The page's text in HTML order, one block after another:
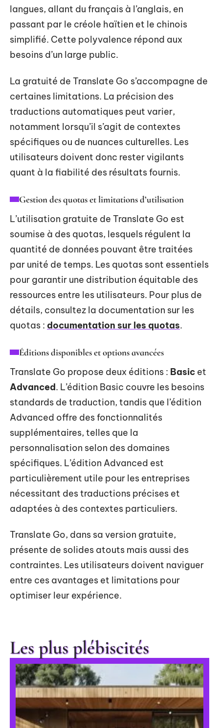
langues, allant du français à l’anglais, en
passant par le créole haïtien et le chinois
simplifié. Cette polyvalence répond aux
besoins d’un large public.
La gratuité de Translate Go s’accompagne de
certaines limitations. La précision des
traductions automatiques peut varier,
notamment lorsqu’il s’agit de contextes
spécifiques ou de nuances culturelles. Les
utilisateurs doivent donc rester vigilants
quant à la fiabilité des résultats fournis.
Gestion des quotas et limitations d’utilisation
L’utilisation gratuite de Translate Go est
soumise à des quotas, lesquels régulent la
quantité de données pouvant être traitées
par unité de temps. Les quotas sont essentiels
pour garantir une distribution équitable des
ressources entre les utilisateurs. Pour plus de
détails, consultez la documentation sur les
quotas : documentation sur les quotas.
Éditions disponibles et options avancées
Translate Go propose deux éditions : Basic et
Advanced. L’édition Basic couvre les besoins
standards de traduction, tandis que l’édition
Advanced offre des fonctionnalités
supplémentaires, telles que la
personnalisation selon des domaines
spécifiques. L’édition Advanced est
particulièrement utile pour les entreprises
nécessitant des traductions précises et
adaptées à des contextes particuliers.
Translate Go, dans sa version gratuite,
présente de solides atouts mais aussi des
contraintes. Les utilisateurs doivent naviguer
entre ces avantages et limitations pour
optimiser leur expérience.
Les plus plébiscités